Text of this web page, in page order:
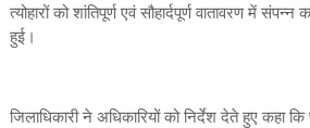
त्योहारों को शांतिपूर्ण एवं सौहार्दपूर्ण वातावरण में
हुई।
जिलाधिकारी ने अधिकारियों को निर्देश देते हुए कहा